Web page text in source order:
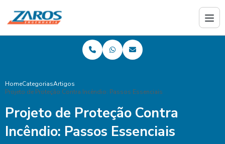
HomeCategoriasArtigos
Projeto de Proteção Contra Incêndio: Passos Essenciais
Projeto de Proteção Contra
Incêndio: Passos Essenciais